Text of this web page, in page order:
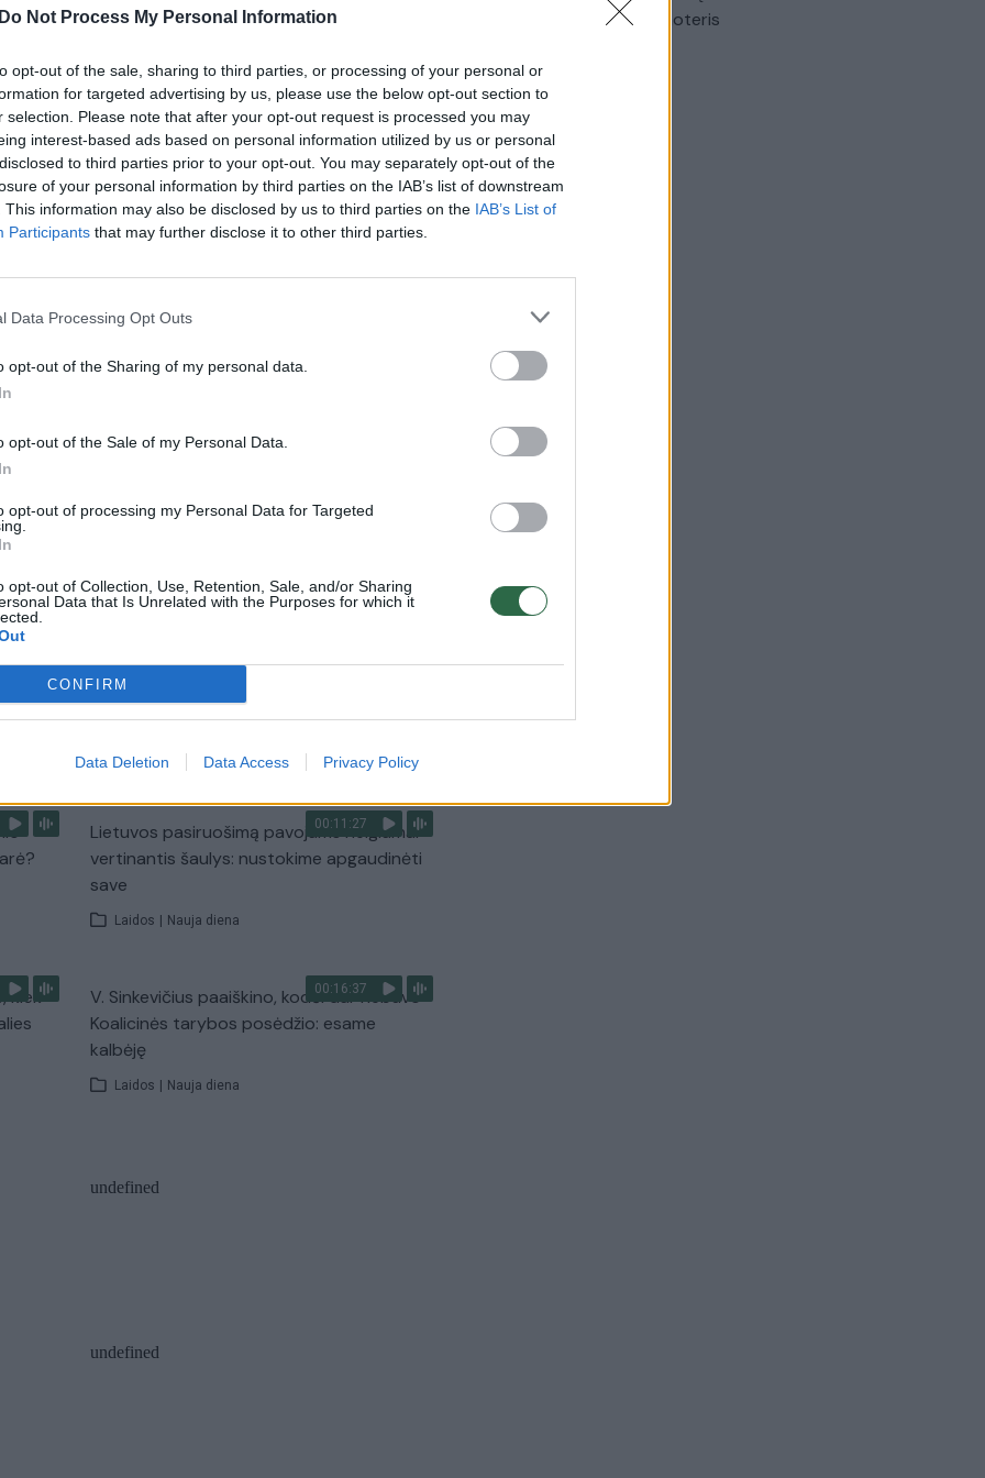
Do Not Process My Personal Information
opt-out of the sale, sharing to third parties, or processing of your personal or
for targeted advertising by us, please use the below opt-out section to
selection. Please note that after your opt-out request is processed you may
interest-based ads based on personal information utilized by us or personal
to third parties prior to your opt-out. You may separately opt-out of the
of your personal information by third parties on the IAB’s list of downstream
This information may also be disclosed by us to third parties on the IAB’s List of
Participants that may further disclose it to other third parties.
Data Processing Opt Outs
opt-out of the Sharing of my personal data.
opt-out of the Sale of my Personal Data.
opt-out of processing my Personal Data for Targeted
opt-out of Collection, Use, Retention, Sale, and/or Sharing
Data that Is Unrelated with the Purposes for which it
CONFIRM
Data Deletion Data Access Privacy Policy
kad sala šiaurėje nėra prekė ir nėra
esą atsisakė 200 tūkstančių dolerių
Apie incidentą informuota policija. Vietos valdžia
ateities priims patys gyventojai.
JAV Danija papirkimas peticija
diskusija: Rusija – Europos šeimos narė?
pavojingą įprotį: tą daro daugiau nei pusė
Visi įrašai
00:11:27
Lietuvos pasiruošimą pavojams neigiamai
vertinantis šaulys: nustokime apgaudinėti
save
Laidos | Nauja diena
kiek
00:16:37
V. Sinkevičius paaiškino, kodėl dar nebuvo
Koalicinės tarybos posėdžio: esame
kalbėję
Laidos | Nauja diena
automobilis sužalojo dvi moteris